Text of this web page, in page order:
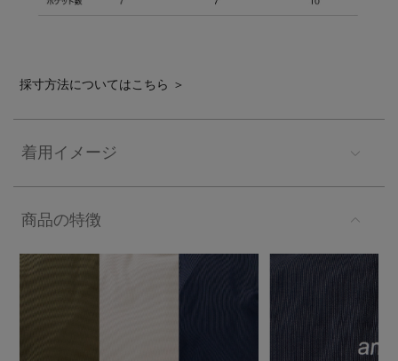
採寸方法についてはこちら ＞
着用イメージ
商品の特徴